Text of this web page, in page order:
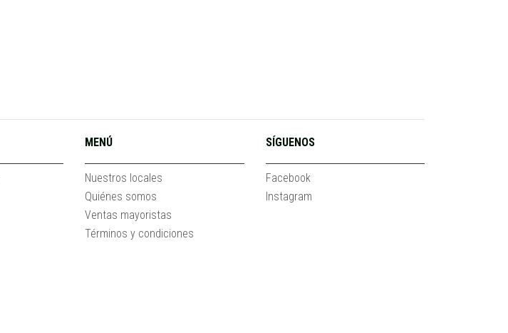
MENÚ
Nuestros locales
Quiénes somos
Ventas mayoristas
Términos y condiciones
SÍGUENOS
Facebook
Instagram